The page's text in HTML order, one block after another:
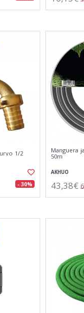
1/2
- 30%
Manguera
50m
AKHUO
43,38€